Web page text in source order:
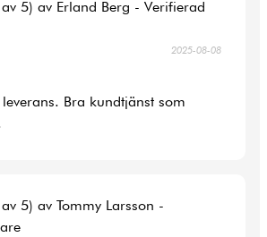
5) av Erland Berg - Verifierad
2025-08-08
Bra kundtjänst som
5) av Tommy Larsson -